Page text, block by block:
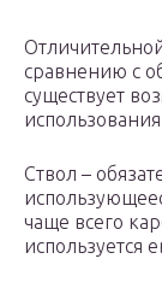
сравнению с
существует
Ствол –
чаще всего
используется